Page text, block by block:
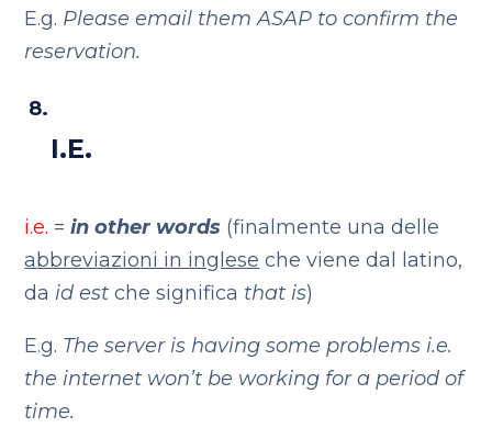
E.g. Please email them ASAP to confirm the
reservation.
I.E.
i.e. =in other words (finalmente una delle
abbreviazioni in inglese che viene dal latino,
da id est che significa that is)
E.g. The server is having some problems i.e.
the internet won’t be working for a period of
time.